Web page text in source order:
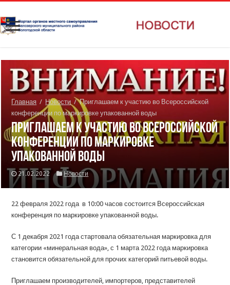
Главная / Новости / Приглашаем к участию во Всероссийской
конференции по маркировке упакованной воды
Приглашаем к участию во Всероссийской
конференции по маркировке
упакованной воды
21.02.2022 Новости
22 февраля 2022 года в 10:00 часов состоится Всероссийская
конференция по маркировке упакованной воды.
С 1 декабря 2021 года стартовала обязательная маркировка для
категории «минеральная вода», с 1 марта 2022 года маркировка
становится обязательной для прочих категорий питьевой воды.
Приглашаем производителей, импортеров, представителей